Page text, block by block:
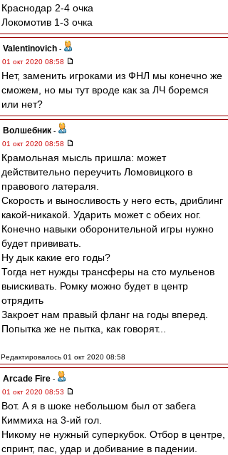
Краснодар 2-4 очка
Локомотив 1-3 очка
Valentinovich -
01 окт 2020 08:58
Нет, заменить игроками из ФНЛ мы конечно же
сможем, но мы тут вроде как за ЛЧ боремся
или нет?
Волшебник -
01 окт 2020 08:58
Крамольная мысль пришла: может
действительно переучить Ломовицкого в
правового латераля.
Скорость и выносливость у него есть, дриблинг
какой-никакой. Ударить может с обеих ног.
Конечно навыки оборонительной игры нужно
будет прививать.
Ну дык какие его годы?
Тогда нет нужды трансферы на сто мульенов
выискивать. Ромку можно будет в центр
отрядить
Закроет нам правый фланг на годы вперед.
Попытка же не пытка, как говорят...
Редактировалось 01 окт 2020 08:58
Arcade Fire -
01 окт 2020 08:53
Вот. А я в шоке небольшом был от забега
Киммиха на 3-ий гол.
Никому не нужный суперкубок. Отбор в центре,
спринт, пас, удар и добивание в падении.